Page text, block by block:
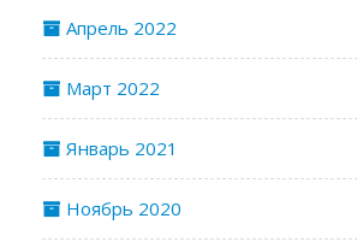
Апрель 2022
Март 2022
Январь 2021
Ноябрь 2020